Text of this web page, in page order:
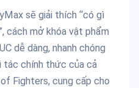
sẽ giải thích “có gì
cách mở khóa vật phẩm
dễ dàng, nhanh chóng
tác chính thức của cả
Fighters, cung cấp cho